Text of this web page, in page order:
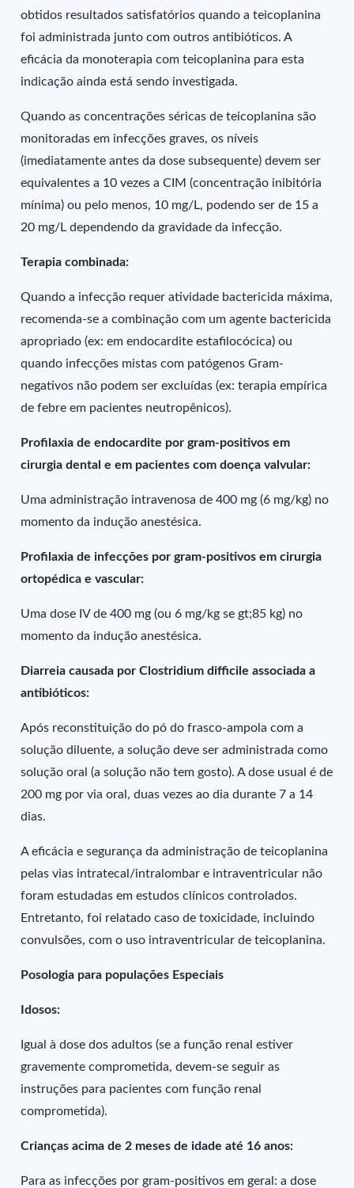
obtidos resultados satisfatórios quando a teicoplanina
foi administrada junto com outros antibióticos. A
eficácia da monoterapia com teicoplanina para esta
indicação ainda está sendo investigada.
Quando as concentrações séricas de teicoplanina são
monitoradas em infecções graves, os níveis
(imediatamente antes da dose subsequente) devem ser
equivalentes a 10 vezes a CIM (concentração inibitória
mínima) ou pelo menos, 10 mg/L, podendo ser de 15 a
20 mg/L dependendo da gravidade da infecção.
Terapia combinada:
Quando a infecção requer atividade bactericida máxima,
recomenda-se a combinação com um agente bactericida
apropriado (ex: em endocardite estafilocócica) ou
quando infecções mistas com patógenos Gram-
negativos não podem ser excluídas (ex: terapia empírica
de febre em pacientes neutropênicos).
Profilaxia de endocardite por gram-positivos em
cirurgia dental e em pacientes com doença valvular:
Uma administração intravenosa de 400 mg (6 mg/kg) no
momento da indução anestésica.
Profilaxia de infecções por gram-positivos em cirurgia
ortopédica e vascular:
Uma dose IV de 400 mg (ou 6 mg/kg se gt;85 kg) no
momento da indução anestésica.
Diarreia causada por Clostridium difficile associada a
antibióticos:
Após reconstituição do pó do frasco-ampola com a
solução diluente, a solução deve ser administrada como
solução oral (a solução não tem gosto). A dose usual é de
200 mg por via oral, duas vezes ao dia durante 7 a 14
dias.
A eficácia e segurança da administração de teicoplanina
pelas vias intratecal/intralombar e intraventricular não
foram estudadas em estudos clínicos controlados.
Entretanto, foi relatado caso de toxicidade, incluindo
convulsões, com o uso intraventricular de teicoplanina.
Posologia para populações Especiais
Idosos:
Igual à dose dos adultos (se a função renal estiver
gravemente comprometida, devem-se seguir as
instruções para pacientes com função renal
comprometida).
Crianças acima de 2 meses de idade até 16 anos:
Para as infecções por gram-positivos em geral: a dose